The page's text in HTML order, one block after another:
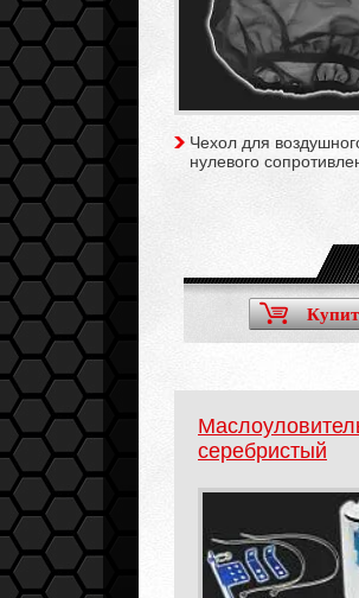
Чехол для
нулевого
серебристый